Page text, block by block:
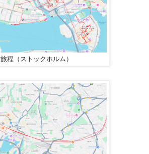
旅程（ストックホルム）